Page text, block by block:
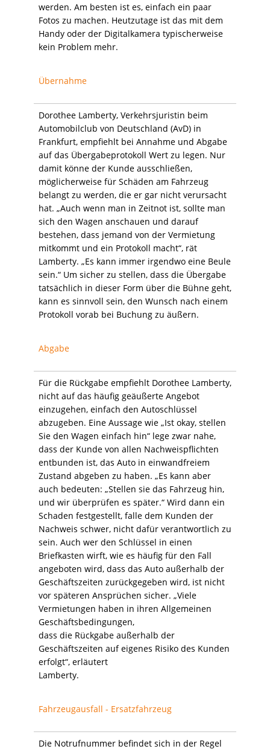
werden. Am besten ist es, einfach ein paar
Fotos zu machen. Heutzutage ist das mit dem
Handy oder der Digitalkamera typischerweise
kein Problem mehr.
Übernahme
Dorothee Lamberty, Verkehrsjuristin beim
Automobilclub von Deutschland (AvD) in
Frankfurt, empfiehlt bei Annahme und Abgabe
auf das Übergabeprotokoll Wert zu legen. Nur
damit könne der Kunde ausschließen,
möglicherweise für Schäden am Fahrzeug
belangt zu werden, die er gar nicht verursacht
hat. „Auch wenn man in Zeitnot ist, sollte man
sich den Wagen anschauen und darauf
bestehen, dass jemand von der Vermietung
mitkommt und ein Protokoll macht“, rät
Lamberty. „Es kann immer irgendwo eine Beule
sein.“ Um sicher zu stellen, dass die Übergabe
tatsächlich in dieser Form über die Bühne geht,
kann es sinnvoll sein, den Wunsch nach einem
Protokoll vorab bei Buchung zu äußern.
Abgabe
Für die Rückgabe empfiehlt Dorothee Lamberty,
nicht auf das häufig geäußerte Angebot
einzugehen, einfach den Autoschlüssel
abzugeben. Eine Aussage wie „Ist okay, stellen
Sie den Wagen einfach hin“ lege zwar nahe,
dass der Kunde von allen Nachweispflichten
entbunden ist, das Auto in einwandfreiem
Zustand abgeben zu haben. „Es kann aber
auch bedeuten: „Stellen sie das Fahrzeug hin,
und wir überprüfen es später.“ Wird dann ein
Schaden festgestellt, falle dem Kunden der
Nachweis schwer, nicht dafür verantwortlich zu
sein. Auch wer den Schlüssel in einen
Briefkasten wirft, wie es häufig für den Fall
angeboten wird, dass das Auto außerhalb der
Geschäftszeiten zurückgegeben wird, ist nicht
vor späteren Ansprüchen sicher. „Viele
Vermietungen haben in ihren Allgemeinen
Geschäftsbedingungen,
dass die Rückgabe außerhalb der
Geschäftszeiten auf eigenes Risiko des Kunden
erfolgt“, erläutert
Lamberty.
Fahrzeugausfall - Ersatzfahrzeug
Die Notrufnummer befindet sich in der Regel